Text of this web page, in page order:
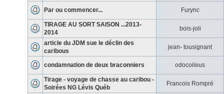
Par ou commencer... Furync
TIRAGE AU SORT SAISON ...2013-
2014
bois-joli
article du JDM sue le déclin des
caribous
jean- tousignant
condamnation de deux braconniers odocoileus
Tirage - voyage de chasse au caribou -
Soirées NG Lévis Québ
Francois Rompré